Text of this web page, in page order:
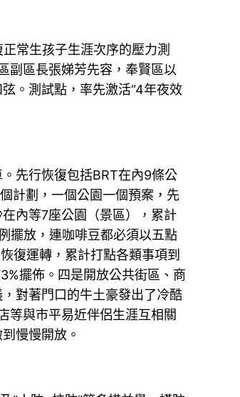
常生孩子生涯次序的壓力測
副區長張娣芳先容，奉賢區以
。測試點，率先激活“4年夜效
先行恢復包括BRT在內9條公
計劃，一個公園一個預案，先
內等7座公園（景區），累計
擺放，連咖啡豆都必須以五點
復運轉，累計打點各類事項到
擺佈。四是開放公共街區、商
對著門口的牛土豪發出了冷酷
等與市平易近伴侶生涯互相關
慢慢開放。